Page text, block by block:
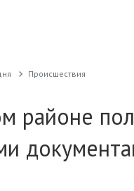
Проиcшествия
районе